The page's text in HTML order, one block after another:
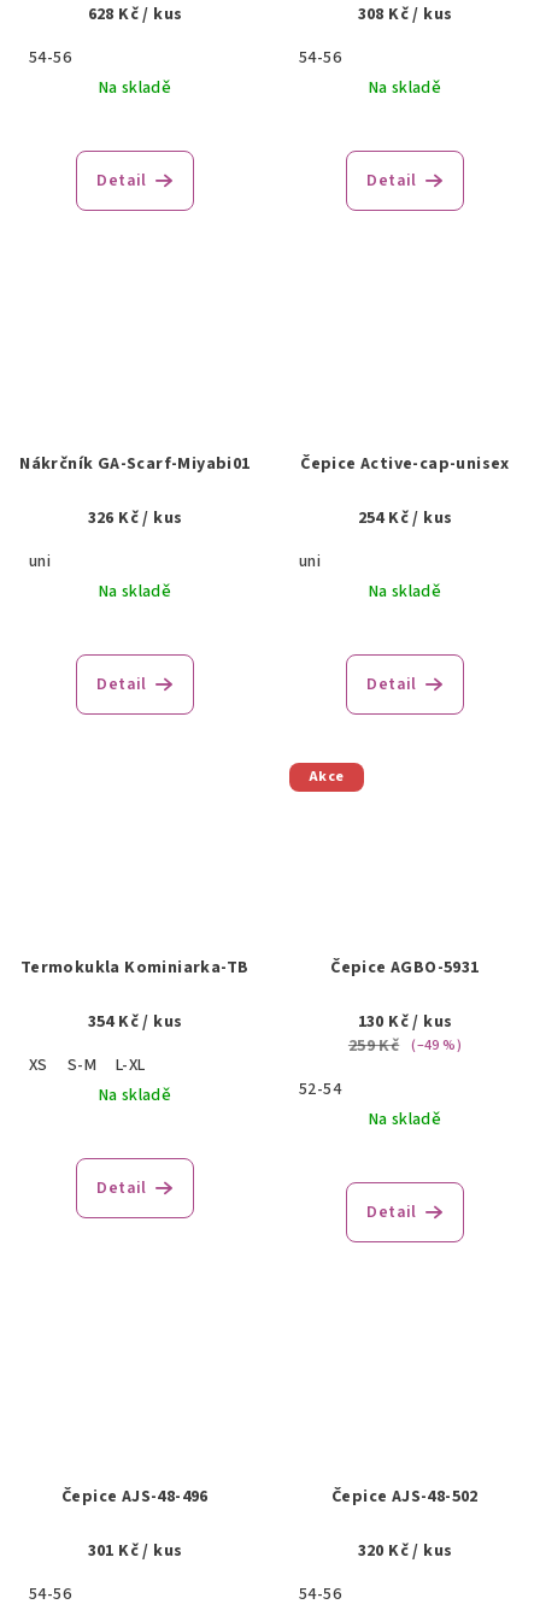
628 Kč/ kus
54-56
Na skladě
Detail
308 Kč/ kus
54-56
Na skladě
Detail
Nákrčník GA-Scarf-Miyabi01
326 Kč/ kus
uni
Na skladě
Detail
Čepice Active-cap-unisex
254 Kč/ kus
uni
Na skladě
Detail
Termokukla Kominiarka-TB
354 Kč/ kus
XS
S-M
L-XL
Na skladě
Detail
Akce
Čepice AGBO-5931
130 Kč/ kus
259 Kč (–49 %)
52-54
Na skladě
Detail
Čepice AJS-48-496
301 Kč/ kus
54-56
Čepice AJS-48-502
320 Kč/ kus
54-56